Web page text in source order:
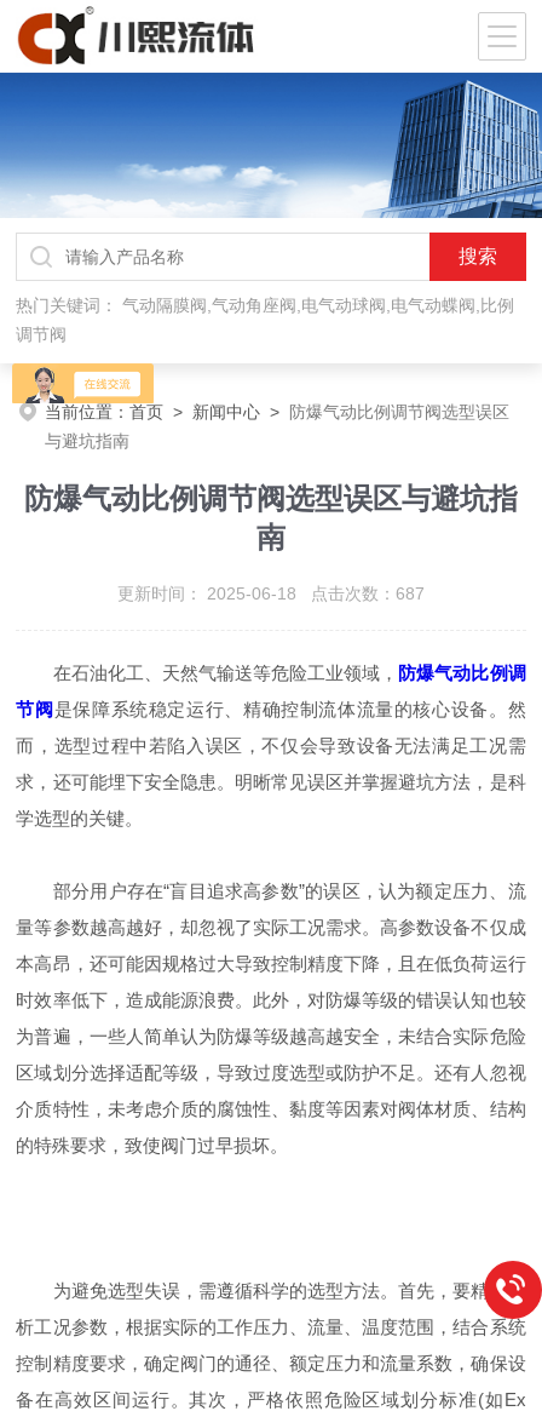
热门关键词：气动隔膜阀,气动角座阀,电气动球阀,电气动蝶阀,比例
调节阀
当前位置：首页 > 新闻中心 > 防爆气动比例调节阀选型误区
与避坑指南
防爆气动比例调节阀选型误区与避坑指
南
更新时间： 2025-06-18 点击次数：687
在石油化工、天然气输送等危险工业领域， 防爆气动比例调
节阀是保障系统稳定运行、精确控制流体流量的核心设备。然
而，选型过程中若陷入误区，不仅会导致设备无法满足工况需
求，还可能埋下安全隐患。明晰常见误区并掌握避坑方法，是科
学选型的关键。​
部分用户存在“盲目追求高参数”的误区，认为额定压力、流
量等参数越高越好，却忽视了实际工况需求。高参数设备不仅成
本高昂，还可能因规格过大导致控制精度下降，且在低负荷运行
时效率低下，造成能源浪费。此外，对防爆等级的错误认知也较
为普遍，一些人简单认为防爆等级越高越安全，未结合实际危险
区域划分选择适配等级，导致过度选型或防护不足。还有人忽视
介质特性，未考虑介质的腐蚀性、黏度等因素对阀体材质、结构
的特殊要求，致使阀门过早损坏。​
为避免选型失误，需遵循科学的选型方法。首先，要精准分
析工况参数，根据实际的工作压力、流量、温度范围，结合系统
控制精度要求，确定阀门的通径、额定压力和流量系数，确保设
备在高效区间运行。其次，严格依照危险区域划分标准(如Ex